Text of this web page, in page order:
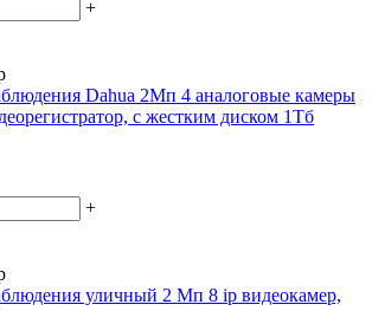
+
Dahua 2Мп 4 аналоговые камеры
с жестким диском 1Тб
+
уличный 2 Мп 8 ip видеокамер,